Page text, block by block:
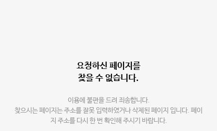
요청하신 페이지를
찾을 수 없습니다.
이용에 불편을 드려 죄송합니다.
찾으시는 페이지는 주소를 잘못 입력하였거나 삭제된 페이지 입니다. 페이
지 주소를 다시 한 번 확인해 주시기 바랍니다.